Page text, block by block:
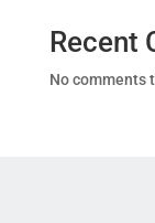
Recent
No comments